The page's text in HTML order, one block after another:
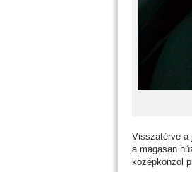
Visszatérve a
a magasan
középkonzol